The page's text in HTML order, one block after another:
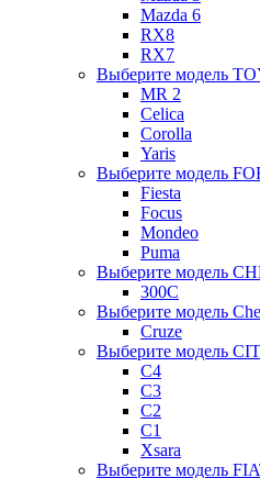
Mazda 6
RX8
RX7
Выберите модель
MR 2
Celica
Corolla
Yaris
Выберите модель
Fiesta
Focus
Mondeo
Puma
Выберите модель
300C
Выберите модель
Cruze
Выберите модель
C4
C3
C2
C1
Xsara
Выберите модель